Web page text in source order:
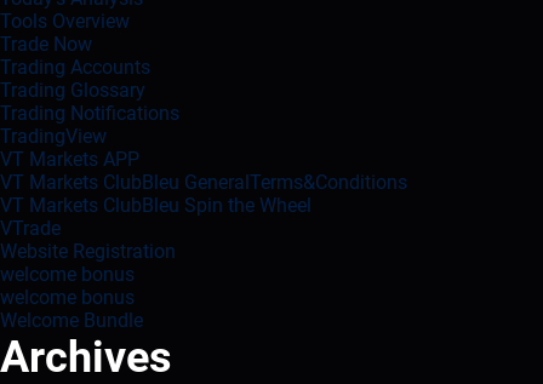
Tools Overview
Trade Now
Trading Accounts
Trading Glossary
Trading Notifications
TradingView
VT Markets APP
VT Markets ClubBleu GeneralTerms&Conditions
VT Markets ClubBleu Spin the Wheel
VTrade
Website Registration
welcome bonus
welcome bonus
Welcome Bundle
Archives